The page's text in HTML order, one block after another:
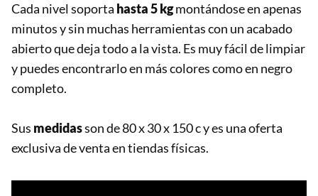
Cada nivel soporta hasta 5 kgmontándose en apenas
minutos y sin muchas herramientas con un acabado
abierto que deja todo a la vista. Es muy fácil de limpiar
y puedes encontrarlo en más colores como en negro
completo.
Sus medidasson de 80 x 30 x 150 c y es una oferta
exclusiva de venta en tiendas físicas.